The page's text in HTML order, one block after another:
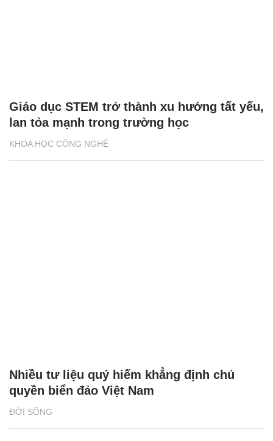
KHOA HỌC CÔNG NGHỆ
Giáo dục STEM trở thành xu hướng tất yếu,
lan tỏa mạnh trong trường học
ĐỜI SỐNG
Nhiều tư liệu quý hiếm khẳng định chủ
quyền biển đảo Việt Nam